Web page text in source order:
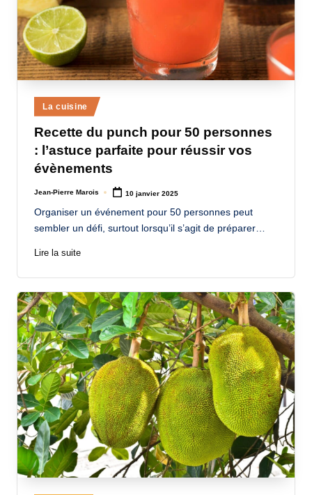
Posted
in
La cuisine
Recette du punch pour 50 personnes
: l’astuce parfaite pour réussir vos
évènements
Posted
Jean-Pierre Marois 10 janvier 2025
Organiser un événement pour 50 personnes peut
sembler un défi, surtout lorsqu’il s’agit de préparer…
Lire la suite